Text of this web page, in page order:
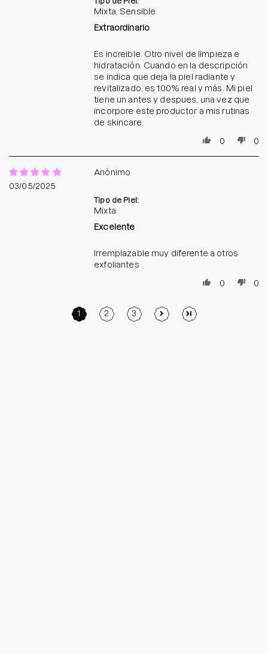
Mixta, Sensible
Extraordinario
Es increible. Otro nivel de limpieza e
hidratación. Cuando en la descripción
se indica que deja la piel radiante y
revitalizado, es 100% real y más. Mi piel
tiene un antes y despues, una vez que
incorpore este productor a mis rutinas
de skincare.
0
0
03/05/2025
Anónimo
Tipo de Piel:
Mixta
Excelente
Irremplazable muy diferente a otros
exfoliantes
0
0
1 2 3